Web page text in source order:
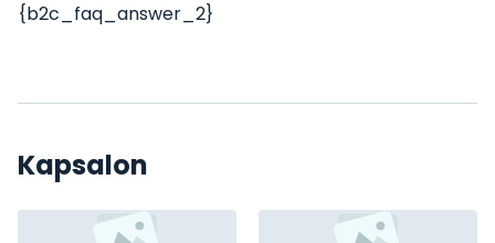
{b2c_faq_answer_2}
Kapsalon